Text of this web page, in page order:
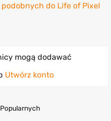
podobnych do Life of Pixel
mogą dodawać
Utwórz konto
Popularnych